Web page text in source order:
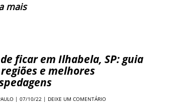
mais
ficar em Ilhabela, SP: guia
e melhores
| 07/10/22 | DEIXE UM COMENTÁRIO